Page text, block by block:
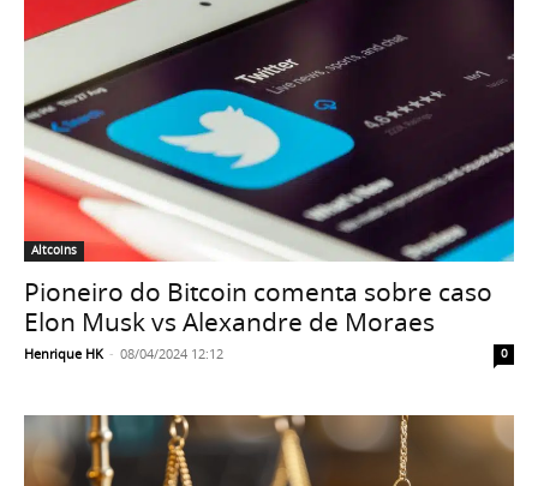
Altcoins
Pioneiro do Bitcoin comenta sobre caso
Elon Musk vs Alexandre de Moraes
Henrique HK - 08/04/2024 12:12 0